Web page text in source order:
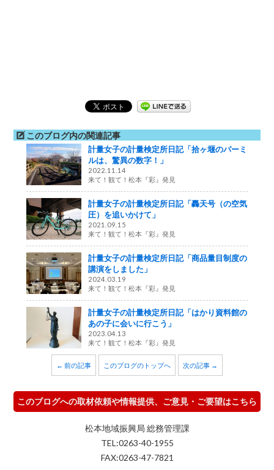
このブログ内の関連記事
計量女子の計量検定所日記「拾ヶ堰のパーミ
ルは、驚異の数字！」
2022.11.14
来て！観て！松本『彩』発見
計量女子の計量検定所日記「轟天号（の空気
圧）を追いかけて」
2021.09.15
来て！観て！松本『彩』発見
計量女子の計量検定所日記「商品量目制度の
講演をしました」
2024.03.19
来て！観て！松本『彩』発見
計量女子の計量検定所日記「はかり資料館の
あの子に会いに行こう」
2023.04.13
来て！観て！松本『彩』発見
← 前の記事 このブログのトップへ 次の記事 →
このブログへの取材依頼や情報提供、ご意見・ご要望はこちら
松本地域振興局 総務管理課
TEL:0263-40-1955
FAX:0263-47-7821